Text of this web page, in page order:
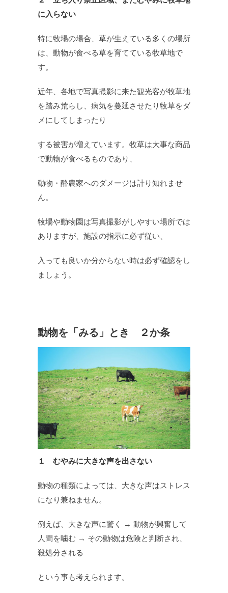
に入らない
特に牧場の場合、草が生えている多くの場所
は、動物が食べる草を育てている牧草地で
す。
近年、各地で写真撮影に来た観光客が牧草地
を踏み荒らし、病気を蔓延させたり牧草をダ
メにしてしまったり
する被害が増えています。牧草は大事な商品
で動物が食べるものであり、
動物・酪農家へのダメージは計り知れませ
ん。
牧場や動物園は写真撮影がしやすい場所では
ありますが、施設の指示に必ず従い、
入っても良いか分からない時は必ず確認をし
ましょう。
動物を「みる」とき ２か条
１ むやみに大きな声を出さない
動物の種類によっては、大きな声はストレス
になり兼ねません。
例えば、大きな声に驚く → 動物が興奮して
人間を噛む → その動物は危険と判断され、
殺処分される
という事も考えられます。